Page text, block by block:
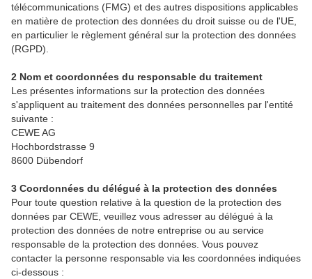
LIVRE PHOTO CEWE Bébé
Premières étapes
Possibilités de commande
Exemples
Témoignages clients
Coffeetable Book «Art Collection»
Accessoires
Lot de photos
Accessoires
hexxas
Photo sur alu-dibond
Tableau photo Prestige
Photo sur carton mousse
Multi-déco
Conseils décoration murale
Cartes photo
Carte à l’unité
Animaux de compagnie
Tirages créatifs
Boîte cadeau photo
Idées de cadeaux
Carte cadeau CEWE
Boîte à friandises personnalisée
Nouveautés
Coques en cuir
Coques avec cordon
Calendrier mural A4 Panorama
Calendrier de bureau carré
Cadeaux pour le départ
pour les jeunes mariés
Témoignages
App
télécommunications (FMG) et des autres dispositions applicables
en matière de protection des données du droit suisse ou de l'UE,
en particulier le règlement général sur la protection des données
(RGPD).
2 Nom et coordonnées du responsable du traitement
Les présentes informations sur la protection des données
s'appliquent au traitement des données personnelles par l'entité
suivante :
CEWE AG
Hochbordstrasse 9
8600 Dübendorf
3 Coordonnées du délégué à la protection des données
Pour toute question relative à la question de la protection des
données par CEWE, veuillez vous adresser au délégué à la
protection des données de notre entreprise ou au service
responsable de la protection des données. Vous pouvez
contacter la personne responsable via les coordonnées indiquées
ci-dessous :